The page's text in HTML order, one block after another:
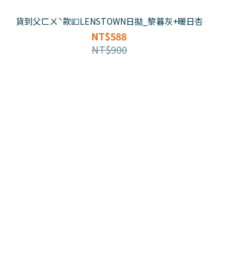
貨到父ㄈㄨˋ款💷LENSTOWN日拋_黎暮灰+暖日杏
NT$588
NT$900